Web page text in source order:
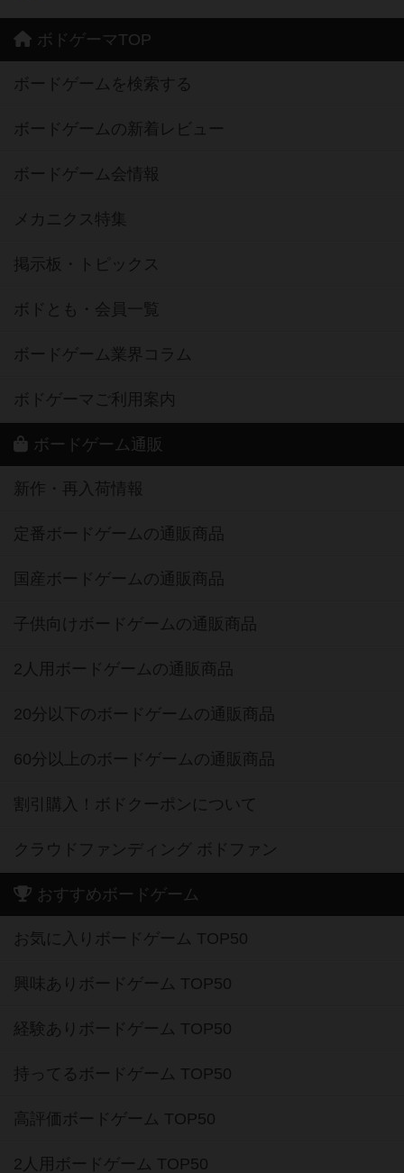
ボドゲーマTOP
ボードゲームを検索する
ボードゲームの新着レビュー
ボードゲーム会情報
メカニクス特集
掲示板・トピックス
ボドとも・会員一覧
ボードゲーム業界コラム
ボドゲーマご利用案内
ボードゲーム通販
新作・再入荷情報
定番ボードゲームの通販商品
国産ボードゲームの通販商品
子供向けボードゲームの通販商品
2人用ボードゲームの通販商品
20分以下のボードゲームの通販商品
60分以上のボードゲームの通販商品
割引購入！ボドクーポンについて
クラウドファンディング ボドファン
おすすめボードゲーム
お気に入りボードゲーム TOP50
興味ありボードゲーム TOP50
経験ありボードゲーム TOP50
持ってるボードゲーム TOP50
高評価ボードゲーム TOP50
2人用ボードゲーム TOP50